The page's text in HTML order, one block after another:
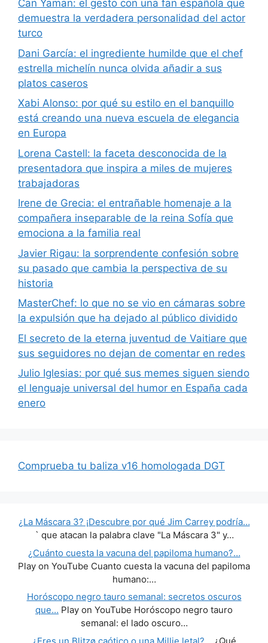
Can Yaman: el gesto con una fan española que
demuestra la verdadera personalidad del actor
turco
Dani García: el ingrediente humilde que el chef
estrella michelín nunca olvida añadir a sus
platos caseros
Xabi Alonso: por qué su estilo en el banquillo
está creando una nueva escuela de elegancia
en Europa
Lorena Castell: la faceta desconocida de la
presentadora que inspira a miles de mujeres
trabajadoras
Irene de Grecia: el entrañable homenaje a la
compañera inseparable de la reina Sofía que
emociona a la familia real
Javier Rigau: la sorprendente confesión sobre
su pasado que cambia la perspectiva de su
historia
MasterChef: lo que no se vio en cámaras sobre
la expulsión que ha dejado al público dividido
El secreto de la eterna juventud de Vaitiare que
sus seguidores no dejan de comentar en redes
Julio Iglesias: por qué sus memes siguen siendo
el lenguaje universal del humor en España cada
enero
Comprueba tu baliza v16 homologada DGT
¿La Máscara 3? ¡Descubre por qué Jim Carrey podría…
` que atacan la palabra clave "La Máscara 3" y…
¿Cuánto cuesta la vacuna del papiloma humano?…
Play on YouTube Cuanto cuesta la vacuna del papiloma
humano:…
Horóscopo negro tauro semanal: secretos oscuros
que… Play on YouTube Horóscopo negro tauro
semanal: el lado oscuro…
¿Eres un Blitzø caótico o una Millie letal?…
¿Qué